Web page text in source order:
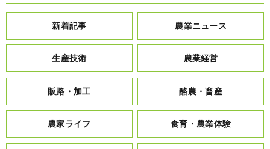
新着記事 農業ニュース
生産技術 農業経営
販路・加工 酪農・畜産
農家ライフ 食育・農業体験